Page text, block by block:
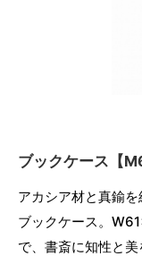
ブックケース【
アカシア材と真鍮
ブックケース。
で、書斎に知性と美